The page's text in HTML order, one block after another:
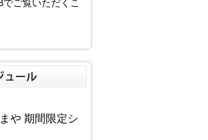
ご覧いただくこ
や 期間限定シ